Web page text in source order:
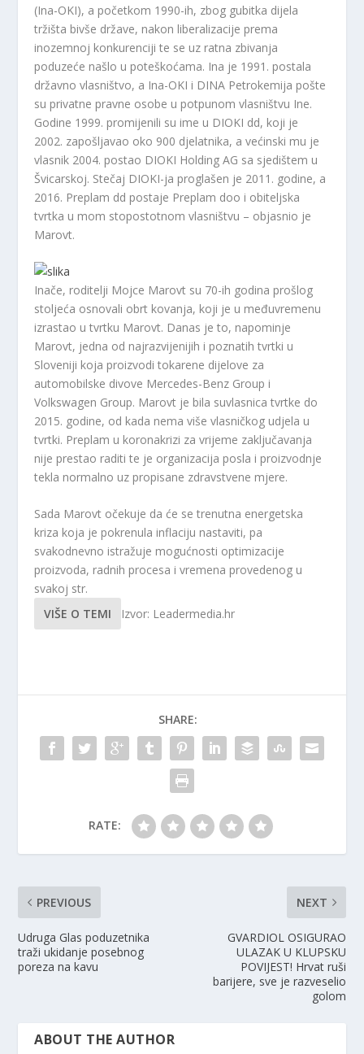
(Ina-OKI), a početkom 1990-ih, zbog gubitka dijela
tržišta bivše države, nakon liberalizacije prema
inozemnoj konkurenciji te se uz ratna zbivanja
poduzeće našlo u poteškoćama. Ina je 1991. postala
državno vlasništvo, a Ina-OKI i DINA Petrokemija pošte
su privatne pravne osobe u potpunom vlasništvu Ine.
Godine 1999. promijenili su ime u DIOKI dd, koji je
2002. zapošljavao oko 900 djelatnika, a većinski mu je
vlasnik 2004. postao DIOKI Holding AG sa sjedištem u
Švicarskoj. Stečaj DIOKI-ja proglašen je 2011. godine, a
2016. Preplam dd postaje Preplam doo i obiteljska
tvrtka u mom stopostotnom vlasništvu – objasnio je
Marovt.
Inače, roditelji Mojce Marovt su 70-ih godina prošlog
stoljeća osnovali obrt kovanja, koji je u međuvremenu
izrastao u tvrtku Marovt. Danas je to, napominje
Marovt, jedna od najrazvijenijih i poznatih tvrtki u
Sloveniji koja proizvodi tokarene dijelove za
automobilske divove Mercedes-Benz Group i
Volkswagen Group. Marovt je bila suvlasnica tvrtke do
2015. godine, od kada nema više vlasničkog udjela u
tvrtki. Preplam u koronakrizi za vrijeme zaključavanja
nije prestao raditi te je organizacija posla i proizvodnje
tekla normalno uz propisane zdravstvene mjere.
Sada Marovt očekuje da će se trenutna energetska
kriza koja je pokrenula inflaciju nastaviti, pa
svakodnevno istražuje mogućnosti optimizacije
proizvoda, radnih procesa i vremena provedenog u
svakoj str.
VIŠE O TEMI
Izvor: Leadermedia.hr
SHARE:
RATE:
PREVIOUS
Udruga Glas poduzetnika
traži ukidanje posebnog
poreza na kavu
NEXT
GVARDIOL OSIGURAO
ULAZAK U KLUPSKU
POVIJEST! Hrvat ruši
barijere, sve je razveselio
golom
ABOUT THE AUTHOR